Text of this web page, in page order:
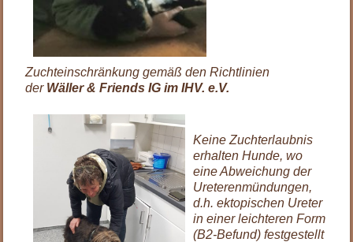
Zuchteinschränkung gemäß den Richtlinien
der Wäller & Friends IG im IHV. e.V.
Keine Zuchterlaubnis
erhalten Hunde, wo
eine Abweichung der
Ureterenmündungen,
d.h. ektopischen Ureter
in einer leichteren Form
(B2-Befund) festgestellt